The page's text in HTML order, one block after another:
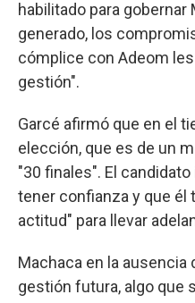
habilitado para gobernar
generado, los
cómplice con Adeom
gestión".
Garcé afirmó que en el
elección, que es de un
"30 finales". El
tener confianza y que él
actitud" para llevar
Machaca en la ausencia
gestión futura, algo que